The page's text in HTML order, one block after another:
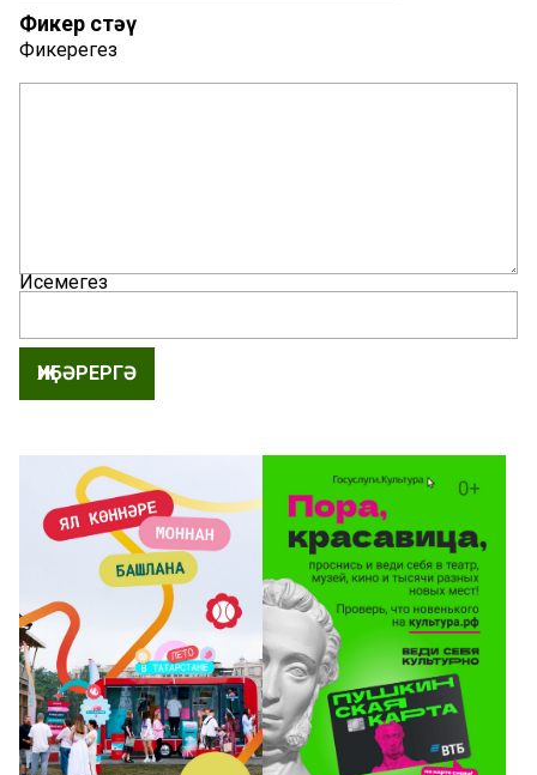
Фикер өстәү
Фикерегез
Исемегез
ҖИБӘРЕРГӘ